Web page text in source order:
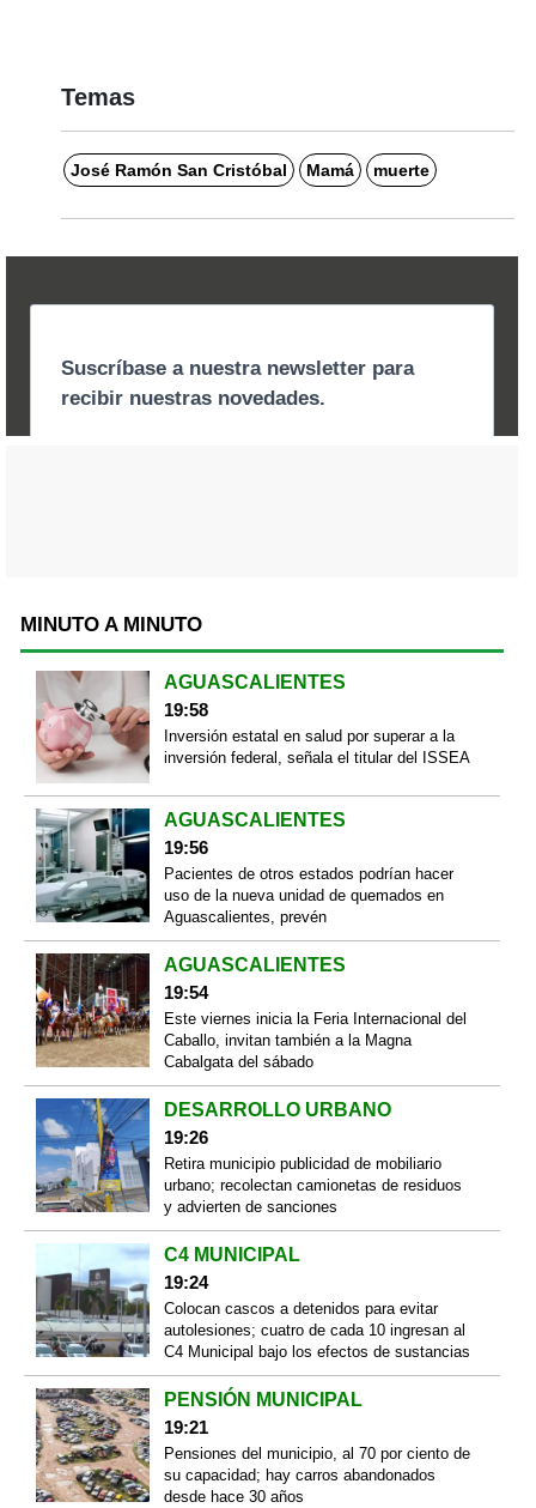
Temas
José Ramón San Cristóbal Mamá muerte
MINUTO A MINUTO
AGUASCALIENTES
19:58
Inversión estatal en salud por superar a la
inversión federal, señala el titular del ISSEA
AGUASCALIENTES
19:56
Pacientes de otros estados podrían hacer
uso de la nueva unidad de quemados en
Aguascalientes, prevén
AGUASCALIENTES
19:54
Este viernes inicia la Feria Internacional del
Caballo, invitan también a la Magna
Cabalgata del sábado
DESARROLLO URBANO
19:26
Retira municipio publicidad de mobiliario
urbano; recolectan camionetas de residuos
y advierten de sanciones
C4 MUNICIPAL
19:24
Colocan cascos a detenidos para evitar
autolesiones; cuatro de cada 10 ingresan al
C4 Municipal bajo los efectos de sustancias
PENSIÓN MUNICIPAL
19:21
Pensiones del municipio, al 70 por ciento de
su capacidad; hay carros abandonados
desde hace 30 años